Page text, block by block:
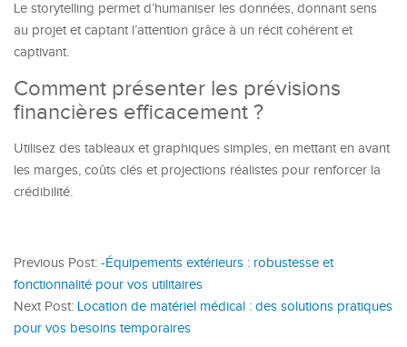
Le storytelling permet d’humaniser les données, donnant sens
au projet et captant l’attention grâce à un récit cohérent et
captivant.
Comment présenter les prévisions
financières efficacement ?
Utilisez des tableaux et graphiques simples, en mettant en avant
les marges, coûts clés et projections réalistes pour renforcer la
crédibilité.
Previous Post: -Équipements extérieurs : robustesse et
fonctionnalité pour vos utilitaires
Next Post: Location de matériel médical : des solutions pratiques
pour vos besoins temporaires